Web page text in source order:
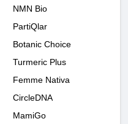
NMN Bio
PartiQlar
Botanic Choice
Turmeric Plus
Femme Nativa
CircleDNA
MamiGo